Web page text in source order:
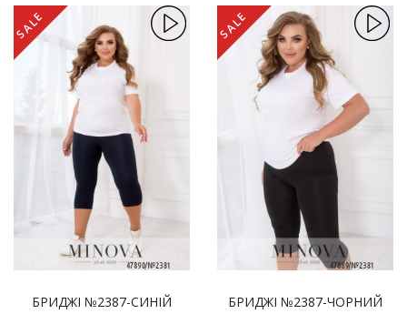
SALE
БРИДЖІ №2387-СИНІЙ
SALE
БРИДЖІ №2387-ЧОРНИЙ